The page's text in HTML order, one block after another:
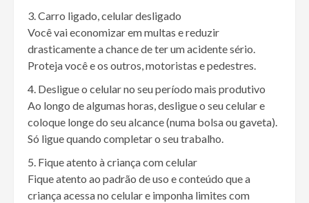
Carro ligado, celular desligado
Você vai economizar em multas e reduzir
drasticamente a chance de ter um acidente sério.
Proteja você e os outros, motoristas e pedestres.
Desligue o celular no seu período mais produtivo
Ao longo de algumas horas, desligue o seu celular e
coloque longe do seu alcance (numa bolsa ou gaveta).
Só ligue quando completar o seu trabalho.
Fique atento à criança com celular
Fique atento ao padrão de uso e conteúdo que a
criança acessa no celular e imponha limites com